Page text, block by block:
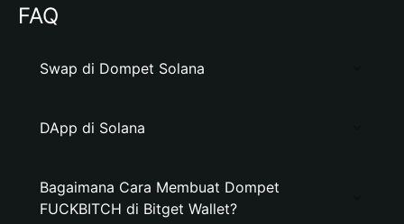
FAQ
Swap di Dompet Solana
DApp di Solana
Bagaimana Cara Membuat Dompet
FUCKBITCH di Bitget Wallet?